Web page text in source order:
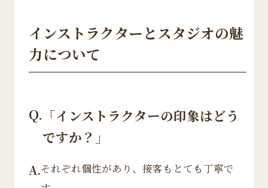
インストラクターとスタジオの魅
力について
Q. 「インストラクターの印象はどう
ですか？」
A.それぞれ個性があり、接客もとても丁寧で